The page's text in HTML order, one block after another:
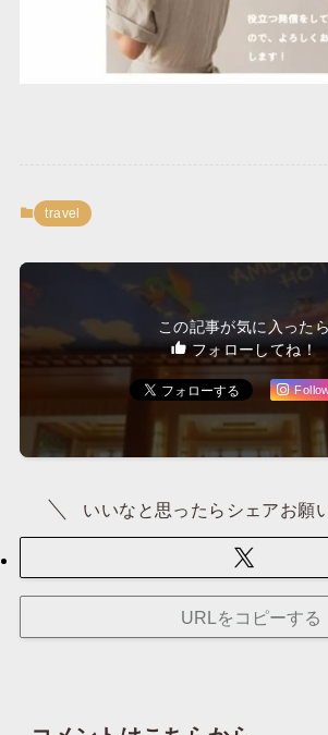
travel
この記事が気に入った
フォローしてね！
いいなと思ったらシェアお願
URLをコピーする